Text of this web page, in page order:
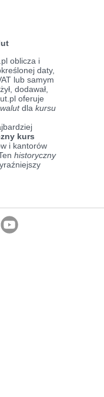
oblicza i
daty,
lub samym
dodawał,
oferuje
dla kursu
kurs
i kantorów
historyczny